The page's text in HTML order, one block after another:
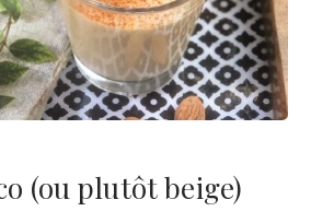
(ou plutôt beige)